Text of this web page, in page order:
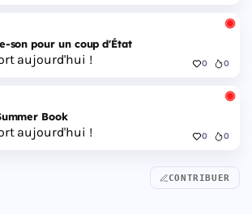
son pour un coup d'État
aujourd'hui ! 0 0
Book
aujourd'hui ! 0 0
CONTRIBUER